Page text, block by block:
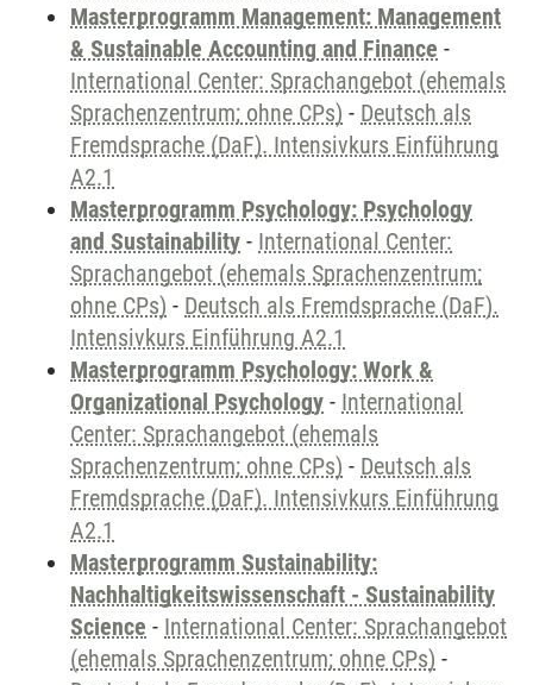
Masterprogramm Management: Management
& Sustainable Accounting and Finance -
International Center: Sprachangebot (ehemals
Sprachenzentrum; ohne CPs) - Deutsch als
Fremdsprache (DaF). Intensivkurs Einführung
A2.1
Masterprogramm Psychology: Psychology
and Sustainability - International Center:
Sprachangebot (ehemals Sprachenzentrum;
ohne CPs) - Deutsch als Fremdsprache (DaF).
Intensivkurs Einführung A2.1
Masterprogramm Psychology: Work &
Organizational Psychology - International
Center: Sprachangebot (ehemals
Sprachenzentrum; ohne CPs) - Deutsch als
Fremdsprache (DaF). Intensivkurs Einführung
A2.1
Masterprogramm Sustainability:
Nachhaltigkeitswissenschaft - Sustainability
Science - International Center: Sprachangebot
(ehemals Sprachenzentrum; ohne CPs) -